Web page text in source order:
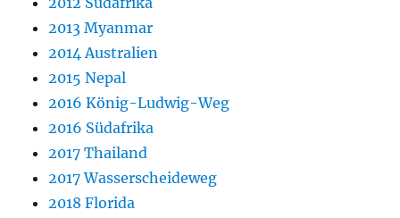
2013 Myanmar
2014 Australien
2015 Nepal
2016 König-Ludwig-Weg
2016 Südafrika
2017 Thailand
2017 Wasserscheideweg
2018 Florida